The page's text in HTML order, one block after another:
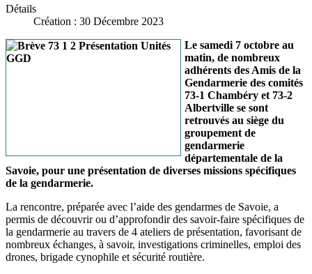
Détails
Création : 30 Décembre 2023
Le samedi 7 octobre au
matin, de nombreux
adhérents des Amis de la
Gendarmerie des comités
73-1 Chambéry et 73-2
Albertville se sont
retrouvés au siège du
groupement de
gendarmerie
départementale de la
Savoie, pour une présentation de diverses missions spécifiques
de la gendarmerie.
La rencontre, préparée avec l’aide des gendarmes de Savoie, a
permis de découvrir ou d’approfondir des savoir-faire spécifiques de
la gendarmerie au travers de 4 ateliers de présentation, favorisant de
nombreux échanges, à savoir, investigations criminelles, emploi des
drones, brigade cynophile et sécurité routière.